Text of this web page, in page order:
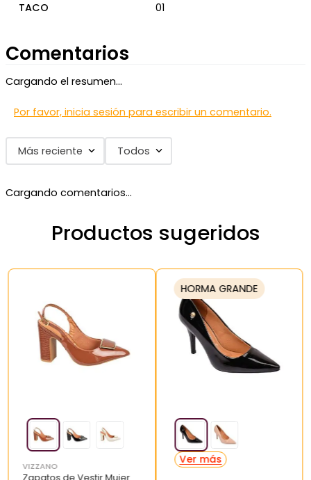
TACO 01
Comentarios
Cargando el resumen…
Por favor, inicia sesión para escribir un comentario.
Más reciente Todos
Cargando comentarios…
Productos sugeridos
VIZZANO
Zapatos de Vestir Mujer
HORMA GRANDE